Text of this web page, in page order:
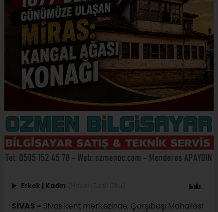
Erkek | Kadın
SİVAS – Sivas kent merkezinde, Çarşıbaşı Mahallesi